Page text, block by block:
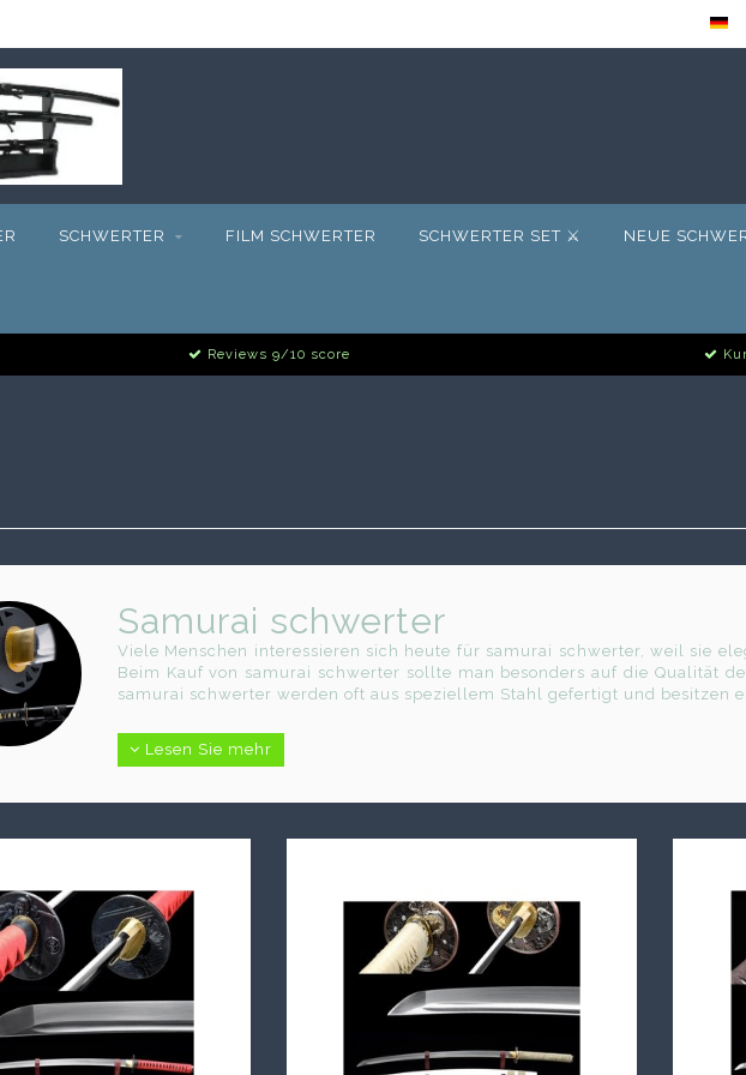
SCHWERTER FILM SCHWERTER SCHWERTER SET ⚔️ NEUE
Reviews 9/10 score
Samurai schwerter
Viele Menschen interessieren sich heute für samurai schwerter, weil sie
Beim Kauf von samurai schwerter sollte man besonders auf die Qualität
samurai schwerter werden oft aus speziellem Stahl gefertigt und besitzen
investieren häufig viel Geld in seltene samurai schwerter, da diese
Samurai schwerter
Im Internet gibt es viele Angebote für samurai schwerter in
samurai schwerter dienen nur zur Training, während andere für
sind.
Samurai schwerter
Lesen Sie mehr